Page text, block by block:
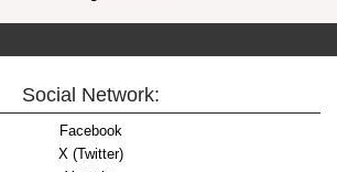
Social Network:
Facebook
X (Twitter)